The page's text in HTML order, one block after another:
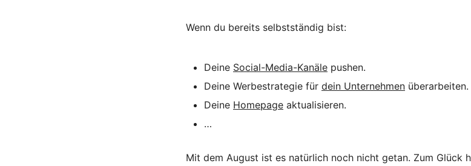
Wenn du bereits selbstständig bist:
Deine Social-Media-Kanäle pushen.
Deine Werbestrategie für dein Unternehmen überarbeiten.
Deine Homepage aktualisieren.
…
Mit dem August ist es natürlich noch nicht getan. Zum Glück